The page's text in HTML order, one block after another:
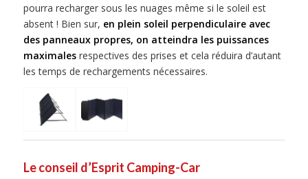
pourra recharger sous les nuages même si le soleil est
absent ! Bien sur, en plein soleil perpendiculaire avec
des panneaux propres, on atteindra les puissances
maximalesrespectives des prises et cela réduira d’autant
les temps de rechargements nécessaires.
Le conseil d’Esprit Camping-Car